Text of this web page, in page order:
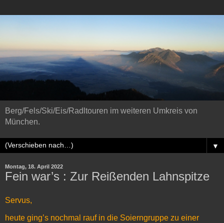
Berg/Fels/Ski/Eis/Radltouren im weiteren Umkreis von
München.
▼
Montag, 18. April 2022
Fein war’s : Zur Reißenden Lahnspitze
Servus,
heute ging’s nochmal rauf in die Soierngruppe zu einer